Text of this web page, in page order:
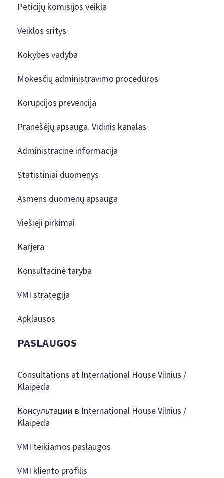
Peticijų komisijos veikla
Veiklos sritys
Kokybės vadyba
Mokesčių administravimo procedūros
Korupcijos prevencija
Pranešėjų apsauga. Vidinis kanalas
Administracinė informacija
Statistiniai duomenys
Asmens duomenų apsauga
Viešieji pirkimai
Karjera
Konsultacinė taryba
VMI strategija
Apklausos
PASLAUGOS
Consultations at International House Vilnius /
Klaipėda
Консультации в International House Vilnius /
Klaipėda
VMI teikiamos paslaugos
VMI kliento profilis